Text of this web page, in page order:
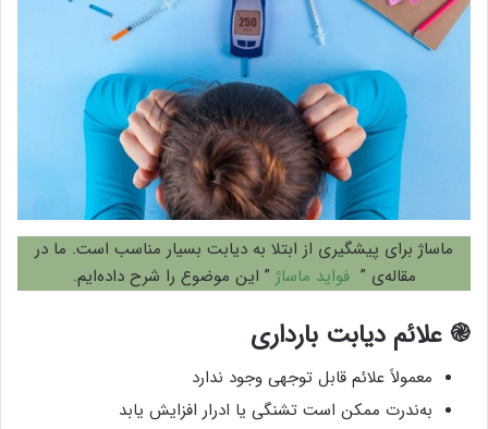
ماساژ برای پیشگیری از ابتلا به دیابت بسیار مناسب است. ما در
مقاله‌ی ”فواید ماساژ ” این موضوع را شرح داده‌ایم.
֎ علائم دیابت بارداری
معمولاً علائم قابل توجهی وجود ندارد
به‌ندرت ممکن است تشنگی یا ادرار افزایش یابد